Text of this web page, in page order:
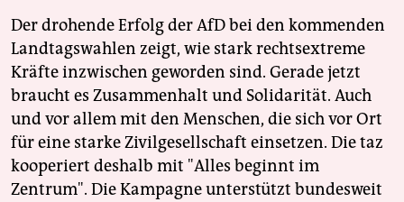
Der drohende Erfolg der AfD bei den kommenden
Landtagswahlen zeigt, wie stark rechtsextreme
Kräfte inzwischen geworden sind. Gerade jetzt
braucht es Zusammenhalt und Solidarität. Auch
und vor allem mit den Menschen, die sich vor Ort
für eine starke Zivilgesellschaft einsetzen. Die taz
kooperiert deshalb mit "Alles beginnt im
Zentrum". Die Kampagne unterstützt bundesweit